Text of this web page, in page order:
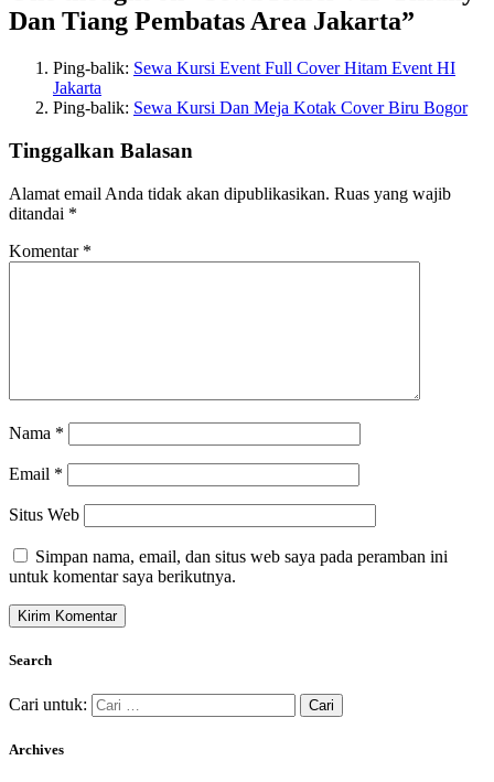
Dan Tiang Pembatas Area Jakarta”
Ping-balik: Sewa Kursi Event Full Cover Hitam Event HI
Jakarta
Ping-balik: Sewa Kursi Dan Meja Kotak Cover Biru Bogor
Tinggalkan Balasan
Alamat email Anda tidak akan dipublikasikan. Ruas yang wajib
ditandai *
Komentar *
Nama *
Email *
Situs Web
Simpan nama, email, dan situs web saya pada peramban ini
untuk komentar saya berikutnya.
Search
Cari untuk:
Archives